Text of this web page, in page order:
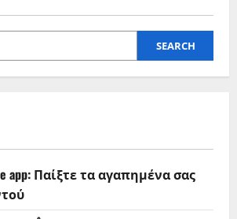
SEARCH
app: Παίξτε τα αγαπημένα σας